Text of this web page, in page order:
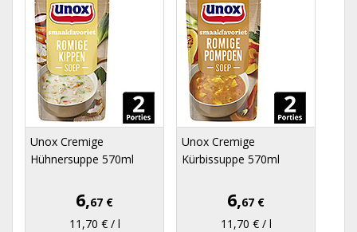
Unox Cremige
Hühnersuppe 570ml
6,67 €
11,70 € / l
Unox Cremige
Kürbissuppe 570ml
6,67 €
11,70 € / l